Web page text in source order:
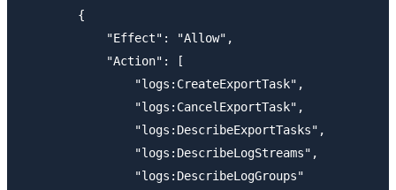
        {
            "Effect": "Allow",
            "Action": [
                "logs:CreateExportTask",
                "logs:CancelExportTask",
                "logs:DescribeExportTasks",
                "logs:DescribeLogStreams",
                "logs:DescribeLogGroups"